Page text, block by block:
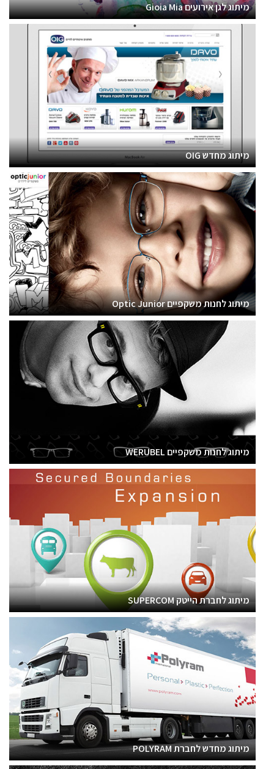
מיתוג לגן אירועים Gioia Mia
מיתוג מחדש OIG
מיתוג לחנות משקפיים Optic Junior
מיתוג לחנות משקפיים WERUBEL
מיתוג לחברת הייטק SUPERCOM
מיתוג מחדש לחברת POLYRAM